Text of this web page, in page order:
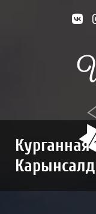
Курганная